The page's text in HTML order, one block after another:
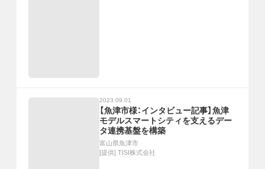
2023.09.01
【魚津市様：インタビュー記事】魚津
モデルスマートシティを支えるデー
タ連携基盤を構築
富山県魚津市
[提供] TISI株式会社